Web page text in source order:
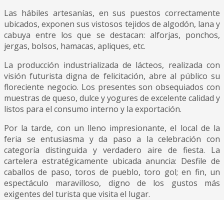
Las hábiles artesanías, en sus puestos correctamente
ubicados, exponen sus vistosos tejidos de algodón, lana y
cabuya entre los que se destacan: alforjas, ponchos,
jergas, bolsos, hamacas, apliques, etc.
La producción industrializada de lácteos, realizada con
visión futurista digna de felicitación, abre al público su
floreciente negocio. Los presentes son obsequiados con
muestras de queso, dulce y yogures de excelente calidad y
listos para el consumo interno y la exportación.
Por la tarde, con un lleno impresionante, el local de la
feria se entusiasma y da paso a la celebración con
categoría distinguida y verdadero aire de fiesta. La
cartelera estratégicamente ubicada anuncia: Desfile de
caballos de paso, toros de pueblo, toro gol; en fin, un
espectáculo maravilloso, digno de los gustos más
exigentes del turista que visita el lugar.